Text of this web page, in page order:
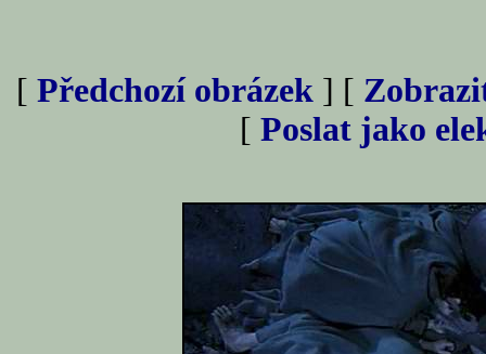
[ Předchozí obrázek ] [
[ Poslat jako